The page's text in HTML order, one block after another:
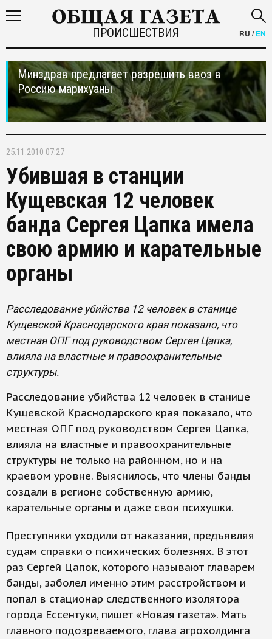
ПРОИСШЕСТВИЯ RU /EN
Минздрав предлагает разрешить ввоз в
Россию марихуаны
25.11.2010 07:27
Убившая в станции
Кущевская 12 человек
банда Сергея Цапка имела
свою армию и карательные
органы
Расследование убийства 12 человек в станице
Кущевской Краснодарского края показало, что
местная ОПГ под руководством Сергея Цапка,
влияла на властные и правоохранительные
структуры.
Расследование убийства 12 человек в станице
Кущевской Краснодарского края показало, что
местная ОПГ под руководством Сергея Цапка,
влияла на властные и правоохранительные
структуры не только на районном, но и на
краевом уровне. Выяснилось, что члены банды
создали в регионе собственную армию,
карательные органы и даже свои психушки.
Преступники уходили от наказания, предъявляя
судам справки о психических болезнях. В этот
раз Сергей Цапок, которого называют главарем
банды, заболел именно этим расстройством и
попал в стационар следственного изолятора
города Ессентуки, пишет «Новая газета». Мать
главного подозреваемого, глава агрохолдинга